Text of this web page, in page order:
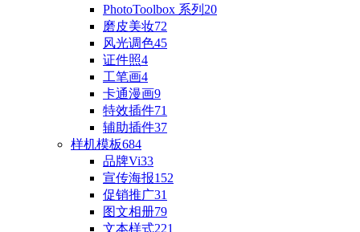
PhotoToolbox 系列 20
磨皮美妆72
风光调色45
证件照4
工笔画4
卡通漫画9
特效插件71
辅助插件37
样机模板684
品牌Vi33
宣传海报152
促销推广31
图文相册79
文本样式221